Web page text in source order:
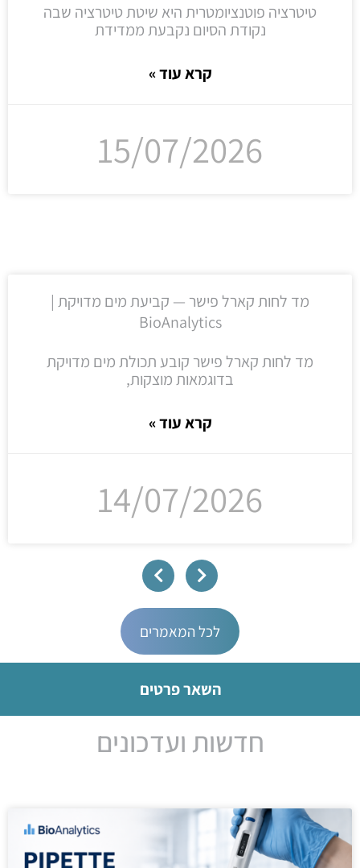
טיטרציה פוטנציומטרית היא שיטת טיטרציה שבה
נקודת הסיום נקבעת ממדידת
קרא עוד »
15/07/2026
מד לחות קארל פישר — קביעת מים מדויקת |
BioAnalytics
מד לחות קארל פישר קובע תכולת מים מדויקת
בדוגמאות מוצקות,
קרא עוד »
14/07/2026
לכל המאמרים
השאר פרטים
חדשות ועדכונים